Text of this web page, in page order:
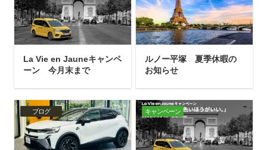
La Vie en Jauneキャンペ
ーン 今月末まで
ルノー平塚 夏季休暇の
お知らせ
ブログ キャンペーン